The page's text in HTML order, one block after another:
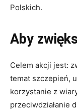
Polskich.
Aby
Celem akcji jest:
temat szczepień,
korzystanie z
przeciwdziałanie